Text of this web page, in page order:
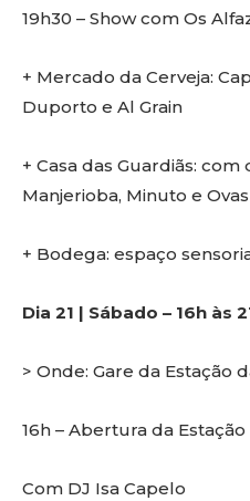
19h30 – Show com Os
+ Mercado da Cerveja:
Duporto e Al Grain
+ Casa das Guardiãs:
Manjerioba, Minuto e
+ Bodega: espaço
Dia 21 | Sábado – 16h às
> Onde: Gare da Estação
16h – Abertura da Estação
Com DJ Isa Capelo